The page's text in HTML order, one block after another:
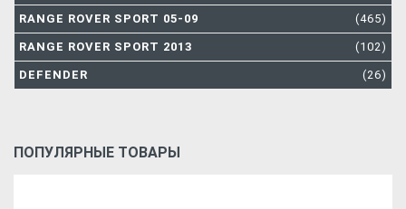
RANGE ROVER SPORT 05-09 (465)
RANGE ROVER SPORT 2013 (102)
DEFENDER (26)
ПОПУЛЯРНЫЕ ТОВАРЫ